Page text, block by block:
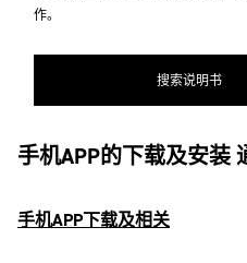
作。
搜索说明书
手机APP的下载及安装
手机APP下载及相关